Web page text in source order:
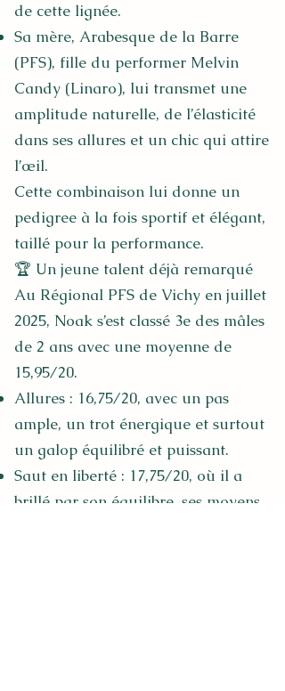
de cette lignée.
Sa mère, Arabesque de la Barre
(PFS), fille du performer Melvin
Candy (Linaro), lui transmet une
amplitude naturelle, de l’élasticité
dans ses allures et un chic qui attire
l’œil.
Cette combinaison lui donne un
pedigree à la fois sportif et élégant,
taillé pour la performance.
🏆 Un jeune talent déjà remarqué
Au Régional PFS de Vichy en juillet
2025, Noak s’est classé 3e des mâles
de 2 ans avec une moyenne de
15,95/20.
Allures : 16,75/20, avec un pas
ample, un trot énergique et surtout
un galop équilibré et puissant.
Saut en liberté : 17,75/20, où il a
brillé par son équilibre, ses moyens